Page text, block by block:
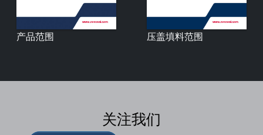
产品范围 压盖填料范围
关注我们